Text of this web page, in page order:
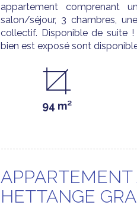
appartement comprenant
salon/séjour, 3 chambres,
collectif. Disponible de suite
bien est exposé sont
94 m²
APPARTEMENT
HETTANGE